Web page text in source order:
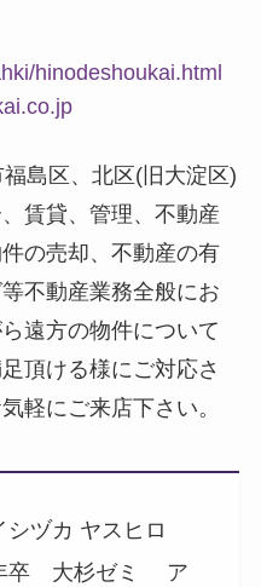
hinodeshoukai.html
島区、北区(旧大淀区)
賃貸、管理、不動産
の売却、不動産の有
不動産業務全般にお
遠方の物件について
頂ける様にご対応さ
軽にご来店下さい。
ヅカ ヤスヒロ
卒 大杉ゼミ ア